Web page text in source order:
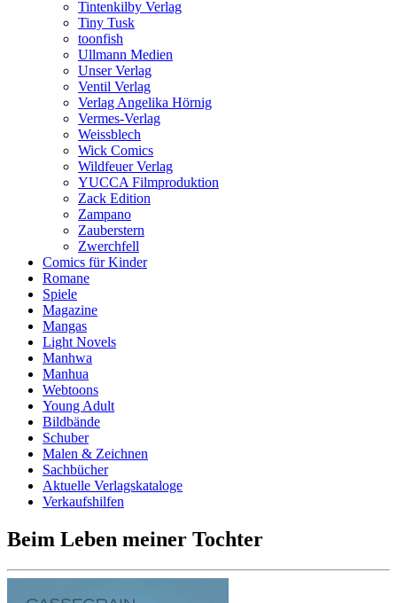
Tintenkilby Verlag
Tiny Tusk
toonfish
Ullmann Medien
Unser Verlag
Ventil Verlag
Verlag Angelika Hörnig
Vermes-Verlag
Weissblech
Wick Comics
Wildfeuer Verlag
YUCCA Filmproduktion
Zack Edition
Zampano
Zauberstern
Zwerchfell
Comics für Kinder
Romane
Spiele
Magazine
Mangas
Light Novels
Manhwa
Manhua
Webtoons
Young Adult
Bildbände
Schuber
Malen & Zeichnen
Sachbücher
Aktuelle Verlagskataloge
Verkaufshilfen
Beim Leben meiner Tochter